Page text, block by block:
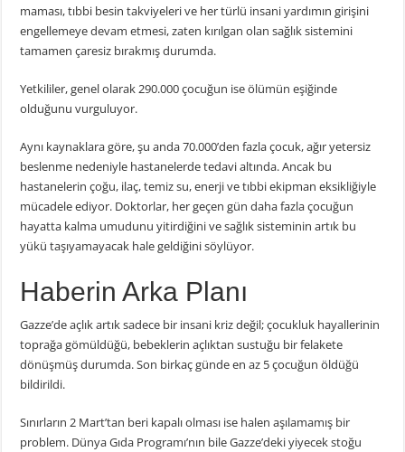
maması, tıbbi besin takviyeleri ve her türlü insani yardımın girişini
engellemeye devam etmesi, zaten kırılgan olan sağlık sistemini
tamamen çaresiz bırakmış durumda.
Yetkililer, genel olarak 290.000 çocuğun ise ölümün eşiğinde
olduğunu vurguluyor.
Aynı kaynaklara göre, şu anda 70.000’den fazla çocuk, ağır yetersiz
beslenme nedeniyle hastanelerde tedavi altında. Ancak bu
hastanelerin çoğu, ilaç, temiz su, enerji ve tıbbi ekipman eksikliğiyle
mücadele ediyor. Doktorlar, her geçen gün daha fazla çocuğun
hayatta kalma umudunu yitirdiğini ve sağlık sisteminin artık bu
yükü taşıyamayacak hale geldiğini söylüyor.
Haberin Arka Planı
Gazze’de açlık artık sadece bir insani kriz değil; çocukluk hayallerinin
toprağa gömüldüğü, bebeklerin açlıktan sustuğu bir felakete
dönüşmüş durumda. Son birkaç günde en az 5 çocuğun öldüğü
bildirildi.
Sınırların 2 Mart’tan beri kapalı olması ise halen aşılamamış bir
problem. Dünya Gıda Programı’nın bile Gazze’deki yiyecek stoğu